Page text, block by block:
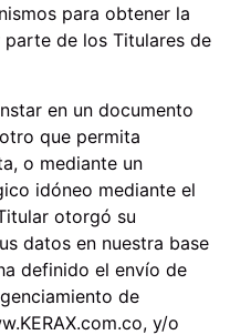
para obtener la
de los Titulares de
en un documento
que permita
o mediante un
idóneo mediante el
otorgó su
datos en nuestra base
definido el envío de
de
y/o